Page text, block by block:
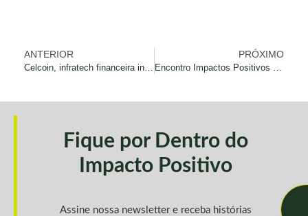
ANTERIOR
Celcoin, infratech financeira investe no Prêmio Impactos Positivo
PRÓXIMO
Encontro Impactos Positivos 2024 será realizado no Auditório Sebrae em São Paulo
Fique por Dentro do
Impacto Positivo
Assine nossa newsletter e receba histórias